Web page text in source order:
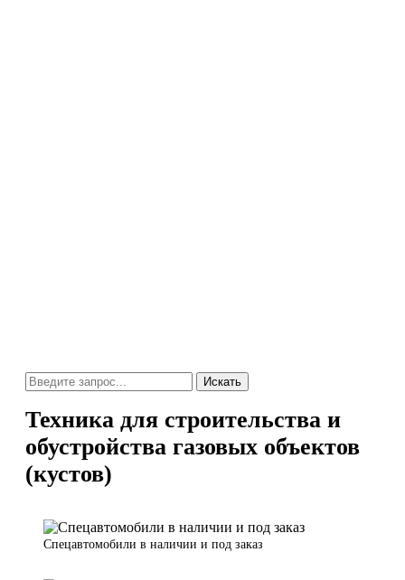
Искать
Техника для строительства и
обустройства газовых объектов
(кустов)
Спецавтомобили в наличии и под заказ